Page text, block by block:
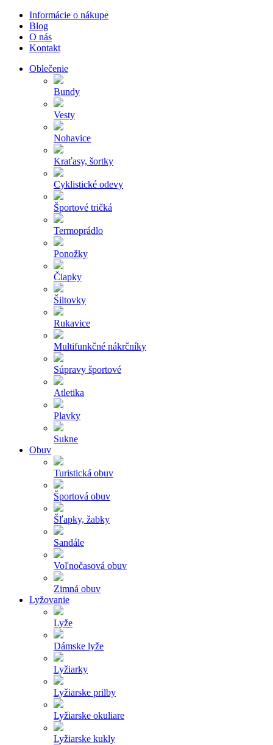
Informácie o nákupe
Blog
O nás
Kontakt
Oblečenie
Bundy
Vesty
Nohavice
Kraťasy, šortky
Cyklistické odevy
Športové tričká
Termoprádlo
Ponožky
Čiapky
Šiltovky
Rukavice
Multifunkčné nákrčníky
Súpravy športové
Atletika
Plavky
Sukne
Obuv
Turistická obuv
Športová obuv
Šľapky, žabky
Sandále
Voľnočasová obuv
Zimná obuv
Lyžovanie
Lyže
Dámske lyže
Lyžiarky
Lyžiarske prilby
Lyžiarske okuliare
Lyžiarske kukly